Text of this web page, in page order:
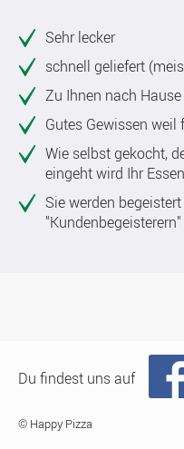
Sehr lecker
schnell geliefert
Zu Ihnen nach
Gutes Gewissen
Wie selbst gekocht,
eingeht wird Ihr
Sie werden
"Kundenbegeisterern"
Du findest uns auf
© Happy Pizza